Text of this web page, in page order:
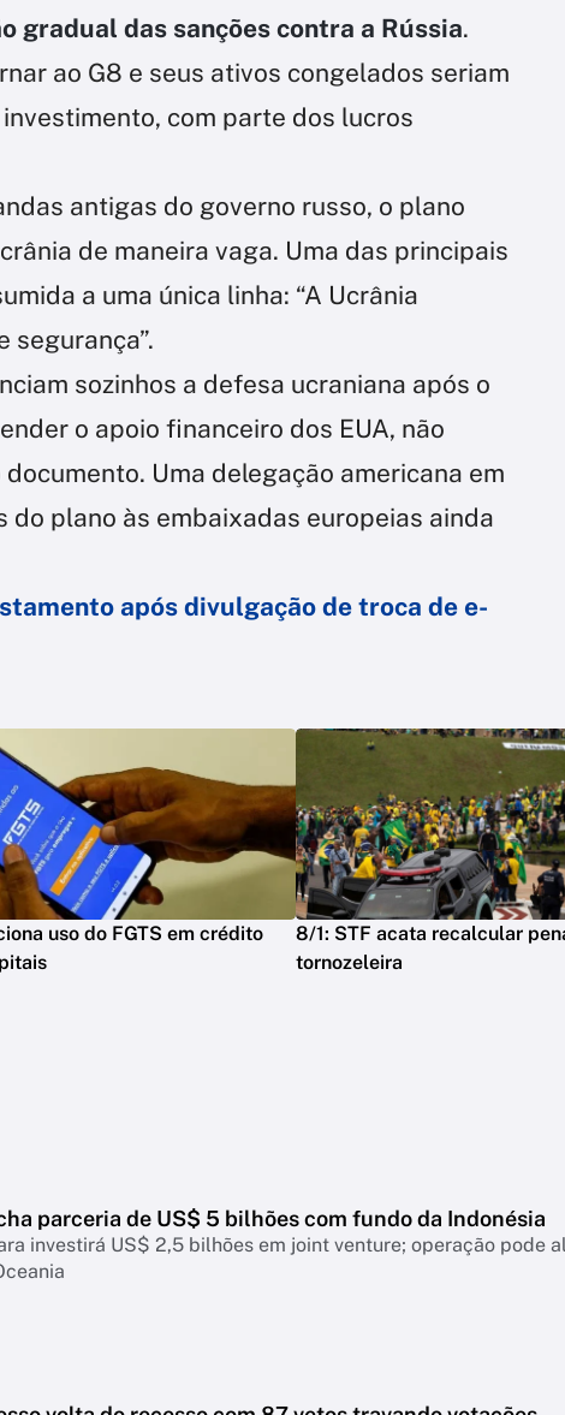
gradual das sanções contra a Rússia.
ao G8 e seus ativos congelados seriam
com parte dos lucros
antigas do governo russo, o plano
de maneira vaga. Uma das principais
a uma única linha: “A Ucrânia
segurança”.
sozinhos a defesa ucraniana após o
o apoio financeiro dos EUA, não
Uma delegação americana em
do plano às embaixadas europeias ainda
após divulgação de troca de e-
uso do FGTS em crédito
8/1: STF acata recalcular
tornozeleira
parceria de US$ 5 bilhões com fundo da Indonésia
investirá US$ 2,5 bilhões em joint venture; operação pode